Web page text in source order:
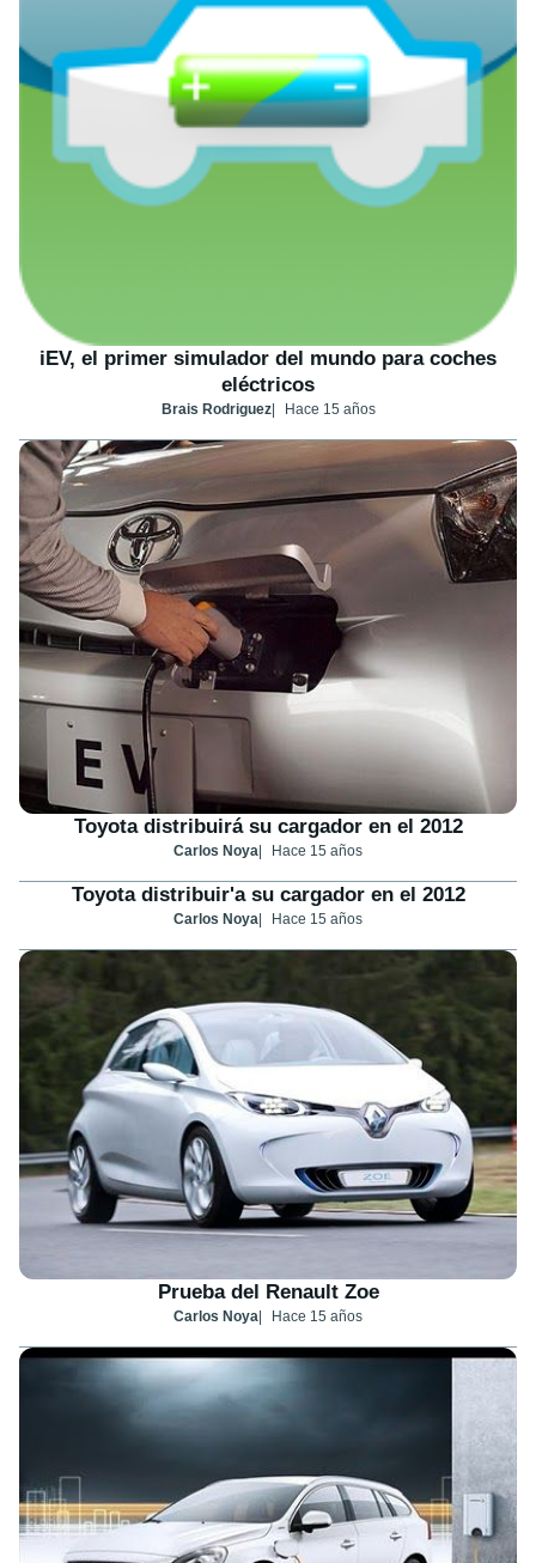
iEV, el primer simulador del mundo para coches
eléctricos
Brais Rodriguez Hace 15 años
Toyota distribuirá su cargador en el 2012
Carlos Noya Hace 15 años
Toyota distribuir'a su cargador en el 2012
Carlos Noya Hace 15 años
Prueba del Renault Zoe
Carlos Noya Hace 15 años